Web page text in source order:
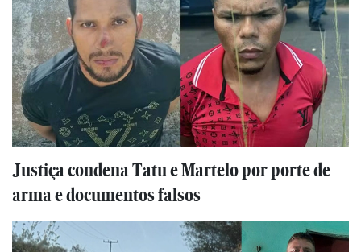
Justiça condena Tatu e Martelo por porte de
arma e documentos falsos